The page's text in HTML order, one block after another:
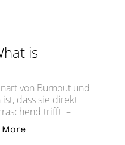
is
von Burnout und
dass sie direkt
trifft –
More„Was ist